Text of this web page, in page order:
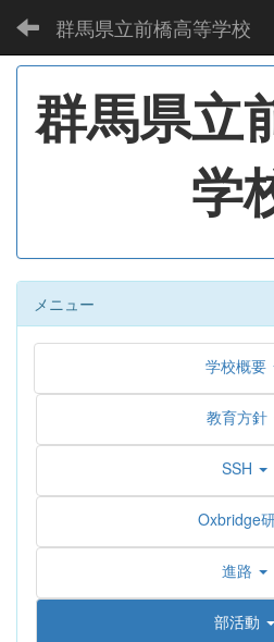
群馬県立前橋高等学校
群馬県立
学
メニュー
学校概要
教育方針
SSH
Oxbridge
進路
部活動